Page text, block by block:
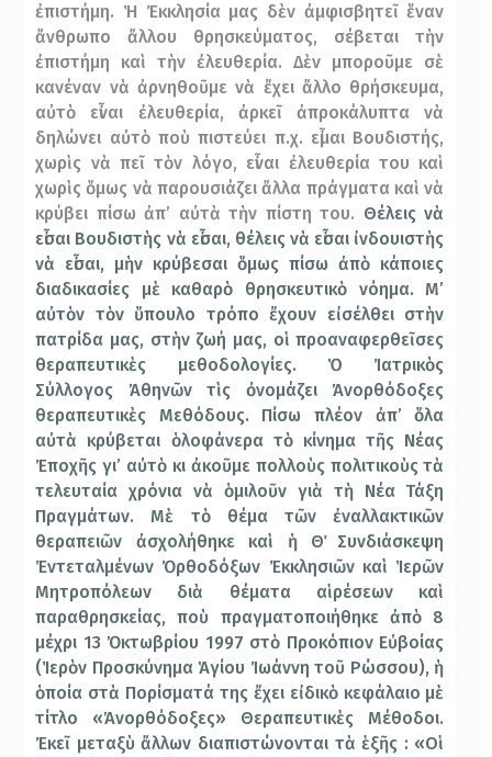
ἐπιστήμη. Ἡ Ἐκκλησία μας δὲν ἀμφισβητεῖ ἕναν
ἄνθρωπο ἄλλου θρησκεύματος, σέβεται τὴν
ἐπιστήμη καὶ τὴν ἐλευθερία. Δὲν μποροῦμε σὲ
κανέναν νὰ ἀρνηθοῦμε νὰ ἔχει ἄλλο θρήσκευμα,
αὐτὸ εἶναι ἐλευθερία, ἀρκεῖ ἀπροκάλυπτα νὰ
δηλώνει αὐτὸ ποὺ πιστεύει π.χ. εἶμαι Βουδιστής,
χωρὶς νὰ πεῖ τὸν λόγο, εἶναι ἐλευθερία του καὶ
χωρὶς ὅμως νὰ παρουσιάζει ἄλλα πράγματα καὶ νὰ
κρύβει πίσω ἀπ’ αὐτὰ τὴν πίστη του. Θέλεις νὰ
εἶσαι Βουδιστὴς νὰ εἶσαι, θέλεις νὰ εἶσαι ἰνδουιστὴς
νὰ εἶσαι, μὴν κρύβεσαι ὅμως πίσω ἀπὸ κάποιες
διαδικασίες μὲ καθαρὸ θρησκευτικὸ νόημα. Μ’
αὐτὸν τὸν ὕπουλο τρόπο ἔχουν εἰσέλθει στὴν
πατρίδα μας, στὴν ζωή μας, οἱ προαναφερθεῖσες
θεραπευτικὲς μεθοδολογίες. Ὁ Ἰατρικὸς
Σύλλογος Ἀθηνῶν τὶς ὀνομάζει Ἀνορθόδοξες
θεραπευτικὲς Μεθόδους. Πίσω πλέον ἀπ’ ὅλα
αὐτὰ κρύβεται ὁλοφάνερα τὸ κίνημα τῆς Νέας
Ἐποχῆς γι’ αὐτὸ κι ἀκοῦμε πολλοὺς πολιτικοὺς τὰ
τελευταία χρόνια νὰ ὁμιλοῦν γιὰ τὴ Νέα Τάξη
Πραγμάτων. Μὲ τὸ θέμα τῶν ἐναλλακτικῶν
θεραπειῶν ἀσχολήθηκε καὶ ἡ Θ΄ Συνδιάσκεψη
Ἐντεταλμένων Ὀρθοδόξων Ἐκκλησιῶν καὶ Ἱερῶν
Μητροπόλεων διὰ θέματα αἱρέσεων καὶ
παραθρησκείας, ποὺ πραγματοποιήθηκε ἀπὸ 8
μέχρι 13 Ὀκτωβρίου 1997 στὸ Προκόπιον Εὐβοίας
(Ἱερὸν Προσκύνημα Ἁγίου Ἰωάννη τοῦ Ρώσσου), ἡ
ὁποία στὰ Πορίσματά της ἔχει εἰδικὸ κεφάλαιο μὲ
τίτλο «Ἀνορθόδοξες» Θεραπευτικὲς Μέθοδοι.
Ἐκεῖ μεταξὺ ἄλλων διαπιστώνονται τὰ ἑξῆς : «Οἱ